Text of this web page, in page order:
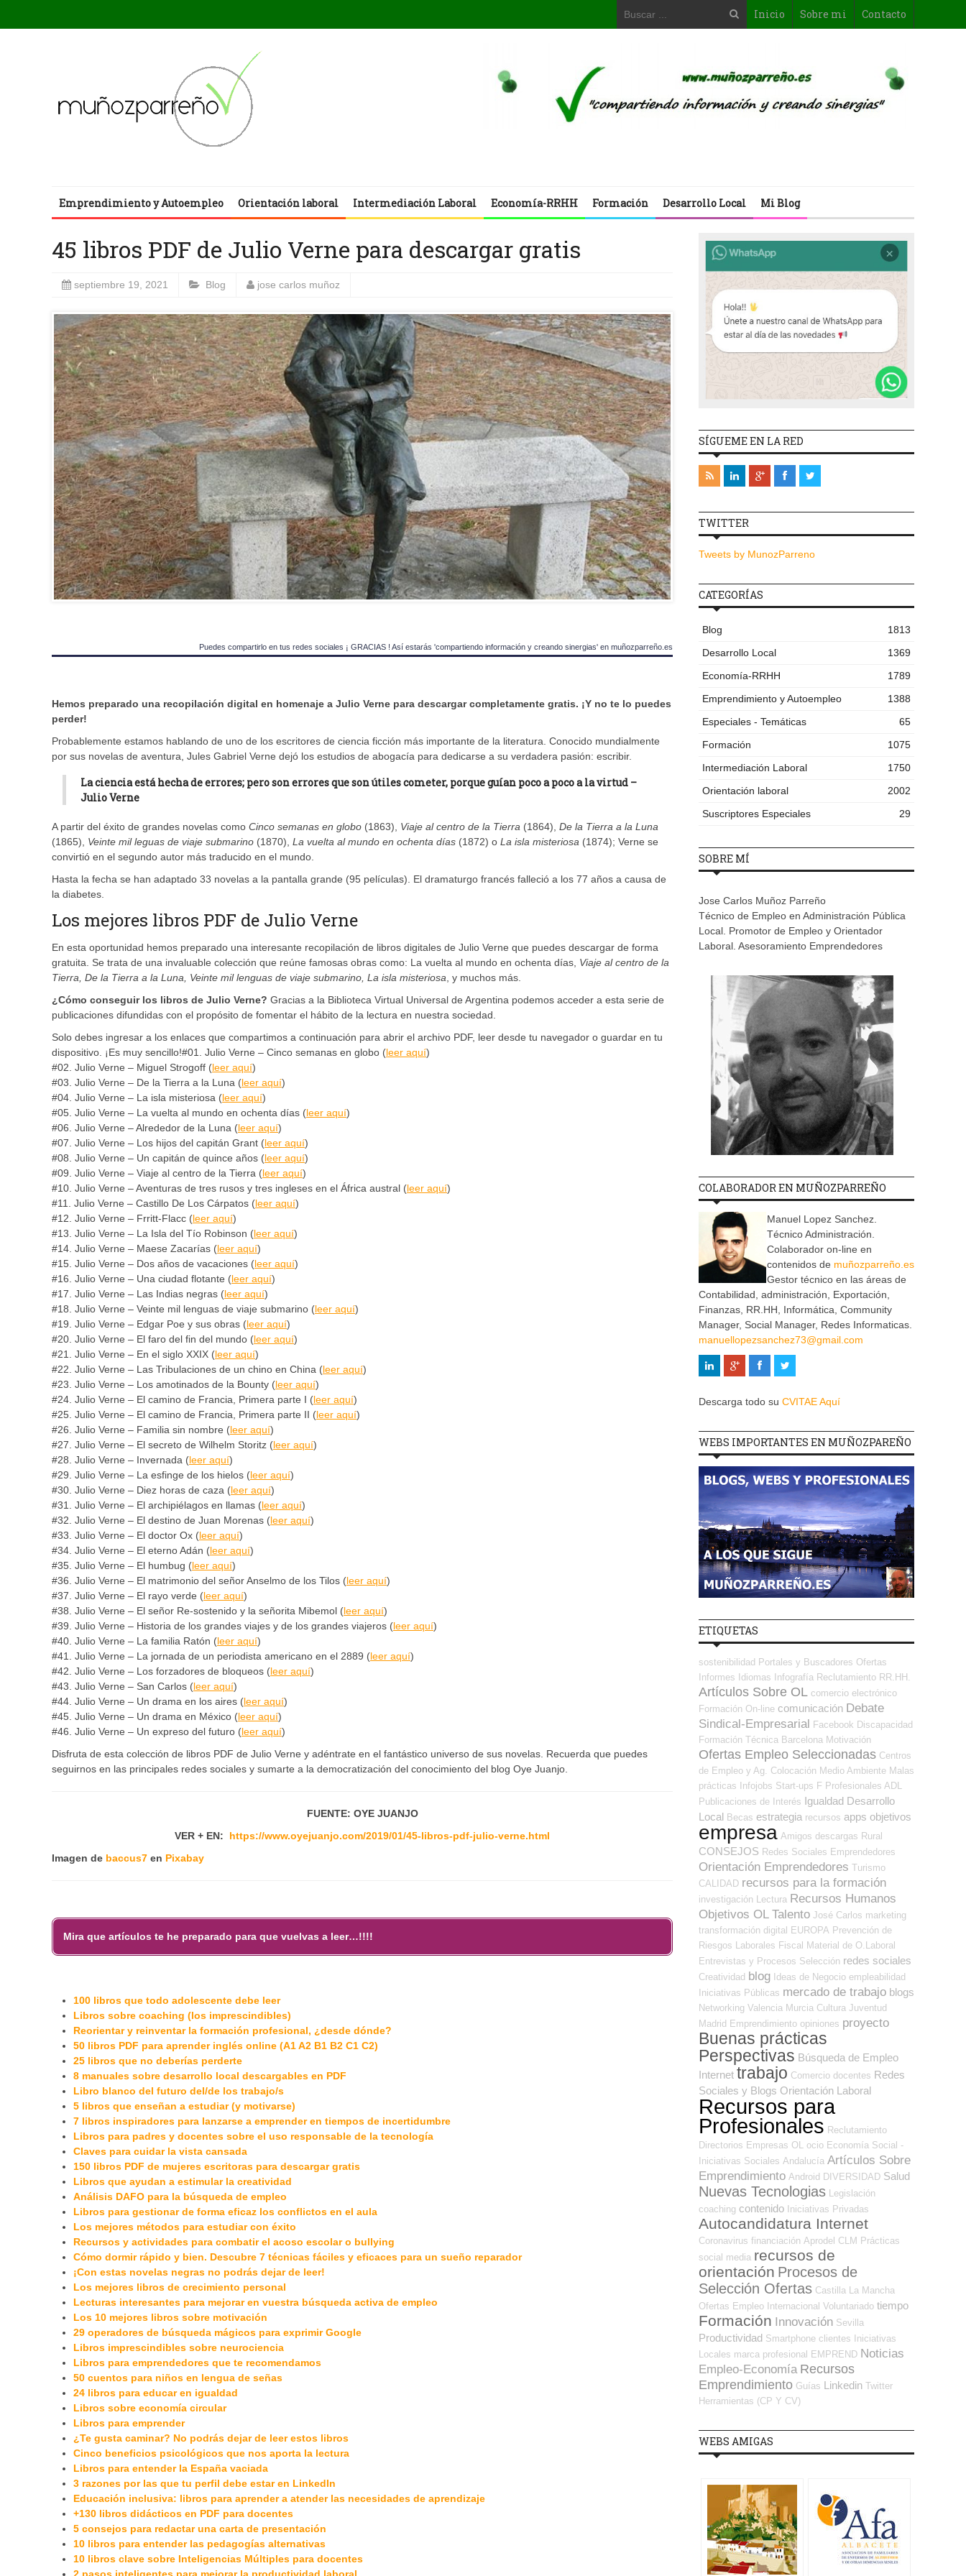
Inicio Sobre mi Contacto
Emprendimiento y Autoempleo Orientación laboral Intermediación Laboral Economía-RRHH Formación Desarrollo Local Mi Blog
45 libros PDF de Julio Verne para descargar gratis
septiembre 19, 2021 Blog jose carlos muñoz
Puedes compartirlo en tus redes sociales ¡ GRACIAS ! Así estarás 'compartiendo información y creando sinergias' en muñozparreño.es
Hemos preparado una recopilación digital en homenaje a Julio Verne para descargar completamente gratis. ¡Y no te lo puedes
perder!
Probablemente estamos hablando de uno de los escritores de ciencia ficción más importante de la literatura. Conocido mundialmente
por sus novelas de aventura, Jules Gabriel Verne dejó los estudios de abogacía para dedicarse a su verdadera pasión: escribir.
La ciencia está hecha de errores; pero son errores que son útiles cometer, porque guían poco a poco a la virtud –
Julio Verne
A partir del éxito de grandes novelas como Cinco semanas en globo (1863), Viaje al centro de la Tierra (1864), De la Tierra a la Luna
(1865), Veinte mil leguas de viaje submarino (1870), La vuelta al mundo en ochenta días (1872) o La isla misteriosa (1874); Verne se
convirtió en el segundo autor más traducido en el mundo.
Hasta la fecha se han adaptado 33 novelas a la pantalla grande (95 películas). El dramaturgo francés falleció a los 77 años a causa de
la diabetes.
Los mejores libros PDF de Julio Verne
En esta oportunidad hemos preparado una interesante recopilación de libros digitales de Julio Verne que puedes descargar de forma
gratuita. Se trata de una invaluable colección que reúne famosas obras como: La vuelta al mundo en ochenta días, Viaje al centro de la
Tierra, De la Tierra a la Luna, Veinte mil lenguas de viaje submarino, La isla misteriosa, y muchos más.
¿Cómo conseguir los libros de Julio Verne? Gracias a la Biblioteca Virtual Universal de Argentina podemos acceder a esta serie de
publicaciones difundidas con el propósito de fomentar el hábito de la lectura en nuestra sociedad.
Solo debes ingresar a los enlaces que compartimos a continuación para abrir el archivo PDF, leer desde tu navegador o guardar en tu
dispositivo. ¡Es muy sencillo!#01. Julio Verne – Cinco semanas en globo (leer aquí)
#02. Julio Verne – Miguel Strogoff (leer aquí)
#03. Julio Verne – De la Tierra a la Luna (leer aquí)
#04. Julio Verne – La isla misteriosa (leer aquí)
#05. Julio Verne – La vuelta al mundo en ochenta días (leer aquí)
#06. Julio Verne – Alrededor de la Luna (leer aquí)
#07. Julio Verne – Los hijos del capitán Grant (leer aquí)
#08. Julio Verne – Un capitán de quince años (leer aquí)
#09. Julio Verne – Viaje al centro de la Tierra (leer aquí)
#10. Julio Verne – Aventuras de tres rusos y tres ingleses en el África austral (leer aquí)
#11. Julio Verne – Castillo De Los Cárpatos (leer aquí)
#12. Julio Verne – Frritt-Flacc (leer aquí)
#13. Julio Verne – La Isla del Tío Robinson (leer aquí)
#14. Julio Verne – Maese Zacarías (leer aquí)
#15. Julio Verne – Dos años de vacaciones (leer aquí)
#16. Julio Verne – Una ciudad flotante (leer aquí)
#17. Julio Verne – Las Indias negras (leer aquí)
#18. Julio Verne – Veinte mil lenguas de viaje submarino (leer aquí)
#19. Julio Verne – Edgar Poe y sus obras (leer aquí)
#20. Julio Verne – El faro del fin del mundo (leer aquí)
#21. Julio Verne – En el siglo XXIX (leer aquí)
#22. Julio Verne – Las Tribulaciones de un chino en China (leer aquí)
#23. Julio Verne – Los amotinados de la Bounty (leer aquí)
#24. Julio Verne – El camino de Francia, Primera parte I (leer aquí)
#25. Julio Verne – El camino de Francia, Primera parte II (leer aquí)
#26. Julio Verne – Familia sin nombre (leer aquí)
#27. Julio Verne – El secreto de Wilhelm Storitz (leer aquí)
#28. Julio Verne – Invernada (leer aquí)
#29. Julio Verne – La esfinge de los hielos (leer aquí)
#30. Julio Verne – Diez horas de caza (leer aquí)
#31. Julio Verne – El archipiélagos en llamas (leer aquí)
#32. Julio Verne – El destino de Juan Morenas (leer aquí)
#33. Julio Verne – El doctor Ox (leer aquí)
#34. Julio Verne – El eterno Adán (leer aquí)
#35. Julio Verne – El humbug (leer aquí)
#36. Julio Verne – El matrimonio del señor Anselmo de los Tilos (leer aquí)
#37. Julio Verne – El rayo verde (leer aquí)
#38. Julio Verne – El señor Re-sostenido y la señorita Mibemol (leer aquí)
#39. Julio Verne – Historia de los grandes viajes y de los grandes viajeros (leer aquí)
#40. Julio Verne – La familia Ratón (leer aquí)
#41. Julio Verne – La jornada de un periodista americano en el 2889 (leer aquí)
#42. Julio Verne – Los forzadores de bloqueos (leer aquí)
#43. Julio Verne – San Carlos (leer aquí)
#44. Julio Verne – Un drama en los aires (leer aquí)
#45. Julio Verne – Un drama en México (leer aquí)
#46. Julio Verne – Un expreso del futuro (leer aquí)
Disfruta de esta colección de libros PDF de Julio Verne y adéntrate en el fantástico universo de sus novelas. Recuerda que puedes
seguirnos en las principales redes sociales y sumarte a la democratización del conocimiento del blog Oye Juanjo.
FUENTE: OYE JUANJO
VER + EN: https://www.oyejuanjo.com/2019/01/45-libros-pdf-julio-verne.html
Imagen de baccus7 en Pixabay
Mira que artículos te he preparado para que vuelvas a leer…!!!!
100 libros que todo adolescente debe leer
Libros sobre coaching (los imprescindibles)
Reorientar y reinventar la formación profesional, ¿desde dónde?
50 libros PDF para aprender inglés online (A1 A2 B1 B2 C1 C2)
25 libros que no deberías perderte
8 manuales sobre desarrollo local descargables en PDF
Libro blanco del futuro del/de los trabajo/s
5 libros que enseñan a estudiar (y motivarse)
7 libros inspiradores para lanzarse a emprender en tiempos de incertidumbre
Libros para padres y docentes sobre el uso responsable de la tecnología
Claves para cuidar la vista cansada
150 libros PDF de mujeres escritoras para descargar gratis
Libros que ayudan a estimular la creatividad
Análisis DAFO para la búsqueda de empleo
Libros para gestionar de forma eficaz los conflictos en el aula
Los mejores métodos para estudiar con éxito
Recursos y actividades para combatir el acoso escolar o bullying
Cómo dormir rápido y bien. Descubre 7 técnicas fáciles y eficaces para un sueño reparador
¡Con estas novelas negras no podrás dejar de leer!
Los mejores libros de crecimiento personal
Lecturas interesantes para mejorar en vuestra búsqueda activa de empleo
Los 10 mejores libros sobre motivación
29 operadores de búsqueda mágicos para exprimir Google
Libros imprescindibles sobre neurociencia
Libros para emprendedores que te recomendamos
50 cuentos para niños en lengua de señas
24 libros para educar en igualdad
Libros sobre economía circular
Libros para emprender
¿Te gusta caminar? No podrás dejar de leer estos libros
Cinco beneficios psicológicos que nos aporta la lectura
Libros para entender la España vaciada
3 razones por las que tu perfil debe estar en LinkedIn
Educación inclusiva: libros para aprender a atender las necesidades de aprendizaje
+130 libros didácticos en PDF para docentes
5 consejos para redactar una carta de presentación
10 libros para entender las pedagogías alternativas
10 libros clave sobre Inteligencias Múltiples para docentes
SÍGUEME EN LA RED
TWITTER
Tweets by MunozParreno
CATEGORÍAS
Blog
1813
Desarrollo Local
1369
Economía-RRHH
1789
Emprendimiento y Autoempleo
1388
Especiales - Temáticas
65
Formación
1075
Intermediación Laboral
1750
Orientación laboral
2002
Suscriptores Especiales
29
SOBRE MÍ
Jose Carlos Muñoz Parreño
Técnico de Empleo en Administración Pública
Local. Promotor de Empleo y Orientador
Laboral. Asesoramiento Emprendedores
COLABORADOR EN MUÑOZPARREÑO
Manuel Lopez Sanchez.
Técnico Administración.
Colaborador on-line en
contenidos de muñozparreño.es
Gestor técnico en las áreas de
Contabilidad, administración, Exportación,
Finanzas, RR.HH, Informática, Community
Manager, Social Manager, Redes Informaticas.
manuellopezsanchez73@gmail.com
Descarga todo su CVITAE Aquí
WEBS IMPORTANTES EN MUÑOZPAREÑO
ETIQUETAS
sostenibilidad Portales y Buscadores Ofertas
Informes
Idiomas Infografía Reclutamiento RR.HH.
Artículos Sobre OL comercio electrónico
Formación On-line comunicación Debate
Sindical-Empresarial Facebook Discapacidad
Formación Técnica Barcelona Motivación
Ofertas Empleo Seleccionadas Centros
de Empleo y Ag. Colocación Medio Ambiente Malas
prácticas
Infojobs Start-ups F Profesionales ADL
Publicaciones de Interés Igualdad Desarrollo
Local Becas estrategia recursos apps objetivos
empresa Amigos descargas Rural
CONSEJOS Redes Sociales Emprendedores
Orientación Emprendedores Turismo
CALIDAD recursos para la formación
investigación Lectura Recursos Humanos
Objetivos OL Talento José Carlos marketing
transformación digital
EUROPA Prevención de
Riesgos Laborales Fiscal
Material de O.Laboral
Entrevistas y Procesos Selección redes sociales
Creatividad blog Ideas de Negocio empleabilidad
Iniciativas Públicas mercado de trabajo blogs
Networking Valencia Murcia Cultura Juventud
Madrid Emprendimiento opiniones proyecto
Buenas prácticas
Perspectivas Búsqueda de Empleo
Internet trabajo Comercio docentes Redes
Sociales y Blogs Orientación Laboral
Recursos para
Profesionales Reclutamiento
Directorios Empresas OL
ocio Economía Social -
Iniciativas Sociales Andalucía Artículos Sobre
Emprendimiento Android DIVERSIDAD Salud
Nuevas Tecnologias
Legislación
coaching contenido Iniciativas Privadas
Autocandidatura Internet
Coronavirus financiación Aprodel CLM Prácticas
social media recursos de
orientación Procesos de
Selección Ofertas Castilla La Mancha
Ofertas Empleo Internacional Voluntariado tiempo
Formación Innovación Sevilla
Productividad Smartphone clientes
Iniciativas
Locales marca profesional EMPREND Noticias
Empleo-Economía Recursos
Emprendimiento Guías Linkedin Twitter
Herramientas (CP Y CV)
WEBS AMIGAS